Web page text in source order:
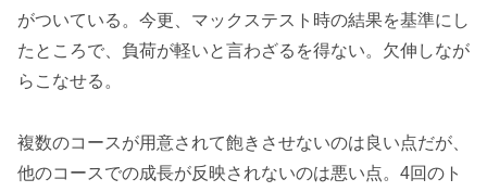
がついている。今更、マックステスト時の結果を基準にし
たところで、負荷が軽いと言わざるを得ない。欠伸しなが
らこなせる。
複数のコースが用意されて飽きさせないのは良い点だが、
他のコースでの成長が反映されないのは悪い点。4回のト